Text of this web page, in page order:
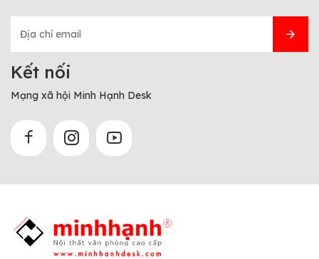
Kết nối
Mạng xã hội Minh Hạnh Desk